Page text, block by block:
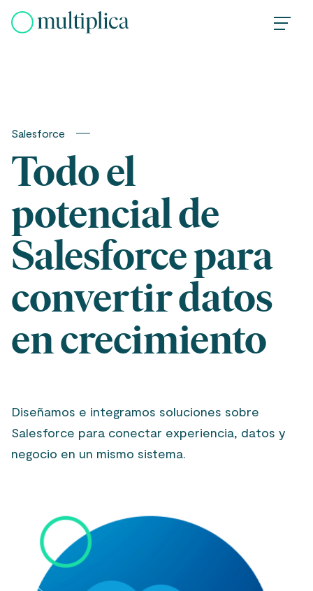
Salesforce
Todo el
potencial de
Salesforce para
convertir datos
en crecimiento
Diseñamos e integramos soluciones sobre
Salesforce para conectar experiencia, datos y
negocio en un mismo sistema.